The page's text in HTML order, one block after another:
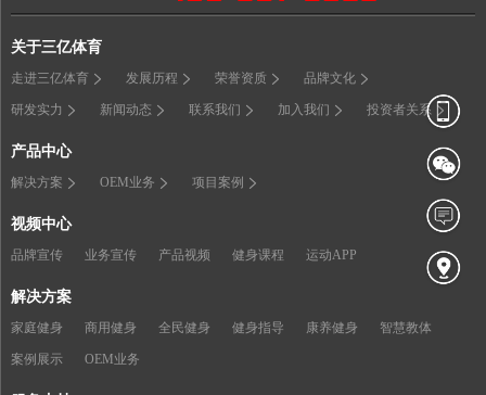
关于三亿体育
走进三亿体育 发展历程 荣誉资质 品牌文化
研发实力 新闻动态 联系我们 加入我们 投资者关系
产品中心
解决方案 OEM业务 项目案例
视频中心
品牌宣传 业务宣传 产品视频 健身课程 运动APP
解决方案
家庭健身 商用健身 全民健身 健身指导 康养健身 智慧教体
案例展示 OEM业务